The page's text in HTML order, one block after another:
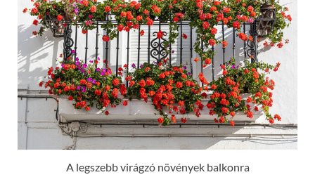
A legszebb virágzó növények balkonra